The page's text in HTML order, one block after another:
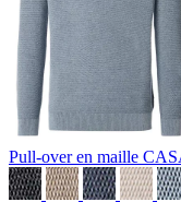
Pull-over en maille